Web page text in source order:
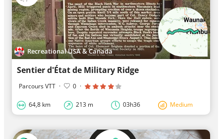
Recreational USA & Canada
Sentier d'État de Military Ridge
Parcours VTT · 0 ·
64,8 km 213 m 03h36 Medium